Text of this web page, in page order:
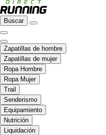
Buscar
Zapatillas de hombre
Zapatillas de mujer
Ropa Hombre
Ropa Mujer
Trail
Senderismo
Equipamiento
Nutrición
Liquidación